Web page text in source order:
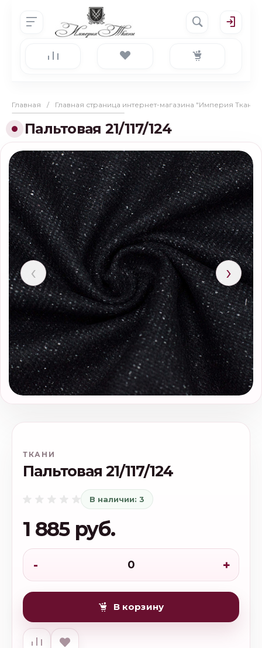
Главная / Главная страница интернет-магазина "Империя Ткани"
Пальтовая 21/117/124
‹ ›
ТКАНИ
Пальтовая 21/117/124
В наличии: 3
1 885 руб.
- +
В корзину